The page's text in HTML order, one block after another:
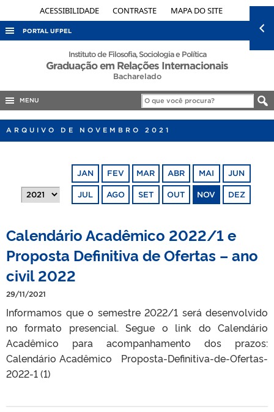
ACESSIBILIDADE CONTRASTE MAPA DO SITE
PORTAL UFPEL
ACESSO À INFORMAÇÃO
PORTARIAS
Instituto de Filosofia, Sociologia e Política
Graduação em Relações Internacionais
Bacharelado
MENU
ARQUIVO DE NOVEMBRO 2021
JAN FEV MAR ABR MAI JUN
JUL AGO SET OUT NOV DEZ
Calendário Acadêmico 2022/1 e
Proposta Definitiva de Ofertas – ano
civil 2022
29/11/2021
Informamos que o semestre 2022/1 será desenvolvido
no formato presencial. Segue o link do Calendário
Acadêmico para acompanhamento dos prazos:
Calendário Acadêmico Proposta-Definitiva-de-Ofertas-
2022-1 (1)